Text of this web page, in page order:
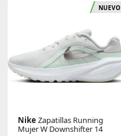
NUEVO
Nike Zapatillas Running
Mujer W Downshifter 14